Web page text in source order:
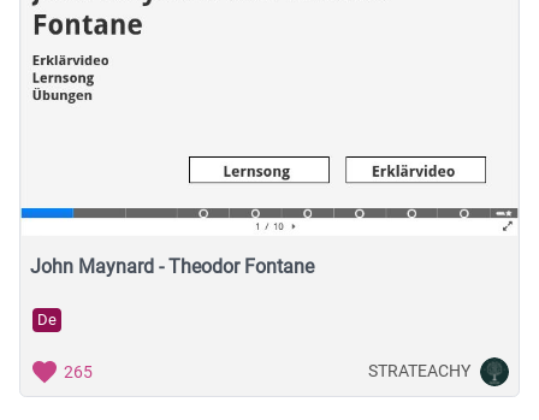
John Maynard - Theodor Fontane
De
265 STRATEACHY